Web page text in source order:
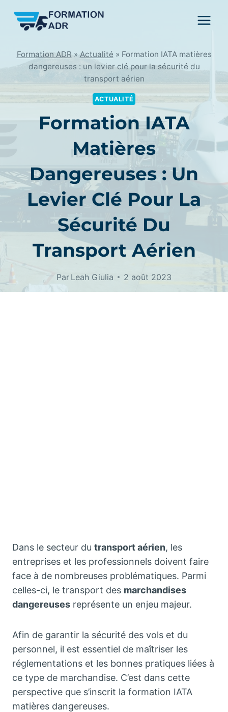
Formation ADR» Actualité » Formation IATA matières
dangereuses : un levier clé pour la sécurité du
transport aérien
ACTUALITÉ
Formation IATA
Matières
Dangereuses : Un
Levier Clé Pour La
Sécurité Du
Transport Aérien
Par Leah Giulia 2 août 2023
Dans le secteur du transport aérien, les
entreprises et les professionnels doivent faire
face à de nombreuses problématiques. Parmi
celles-ci, le transport des marchandises
dangereuses représente un enjeu majeur.
Afin de garantir la sécurité des vols et du
personnel, il est essentiel de maîtriser les
réglementations et les bonnes pratiques liées à
ce type de marchandise. C’est dans cette
perspective que s’inscrit la formation IATA
matières dangereuses.